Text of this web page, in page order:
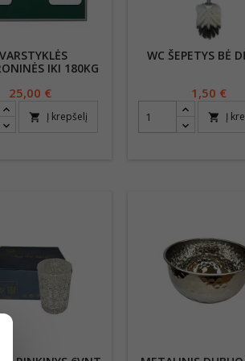
IKI 180KG
TELEFONE
Kaina
25,00 €
shopping_cart Į krepšelį
WC ŠEPETYS BĖ
Kaina
1,50 €
shopping_cart Į